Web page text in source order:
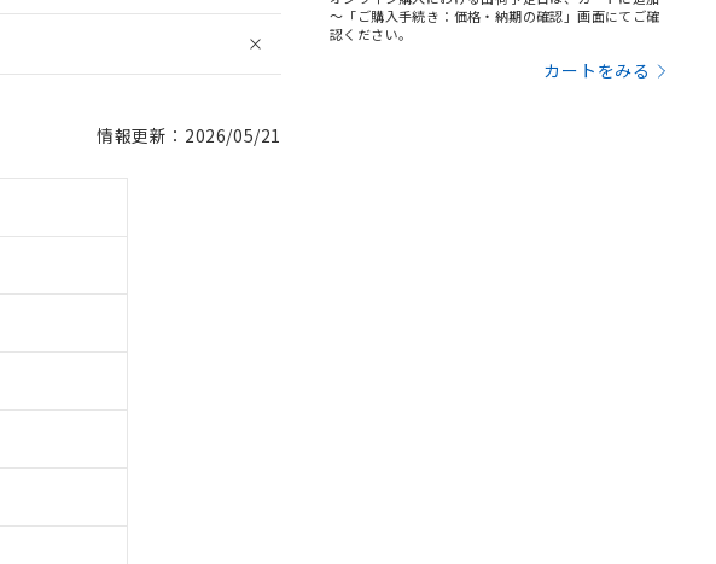
情報更新：2026/05/21
～「ご購入手続き：価格・納期の確認」画面にてご確
認ください。
カートをみる